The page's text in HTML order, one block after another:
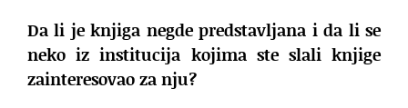
Da li je knjiga negde predstavljana i da li se
neko iz institucija kojima ste slali knjige
zainteresovao za nju?